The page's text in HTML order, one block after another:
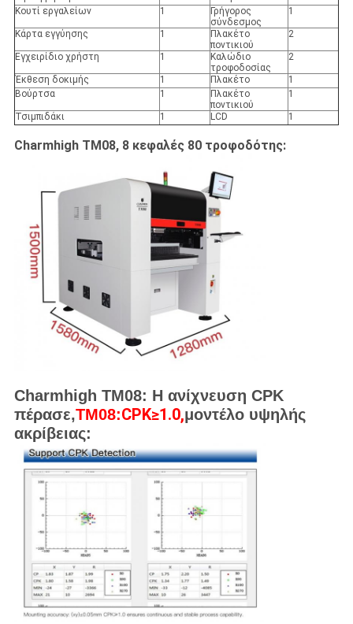
Κουτί εργαλείων
1
Γρήγορος
σύνδεσμος
1
Κάρτα εγγύησης 1
Πλακέτο
ποντικιού
2
Εγχειρίδιο χρήστη 1
Καλώδιο
τροφοδοσίας
2
Έκθεση δοκιμής 1 Πλακέτο
1
Βούρτσα
1
Πλακέτο
ποντικιού
1
Τσιμπιδάκι 1 LCD 1
Charmhigh TM08, 8 κεφαλές 80 τροφοδότης:
Charmhigh TM08: Η ανίχνευση CPK
πέρασε,TM08:CPK≥1.0,μοντέλο υψηλής
ακρίβειας: